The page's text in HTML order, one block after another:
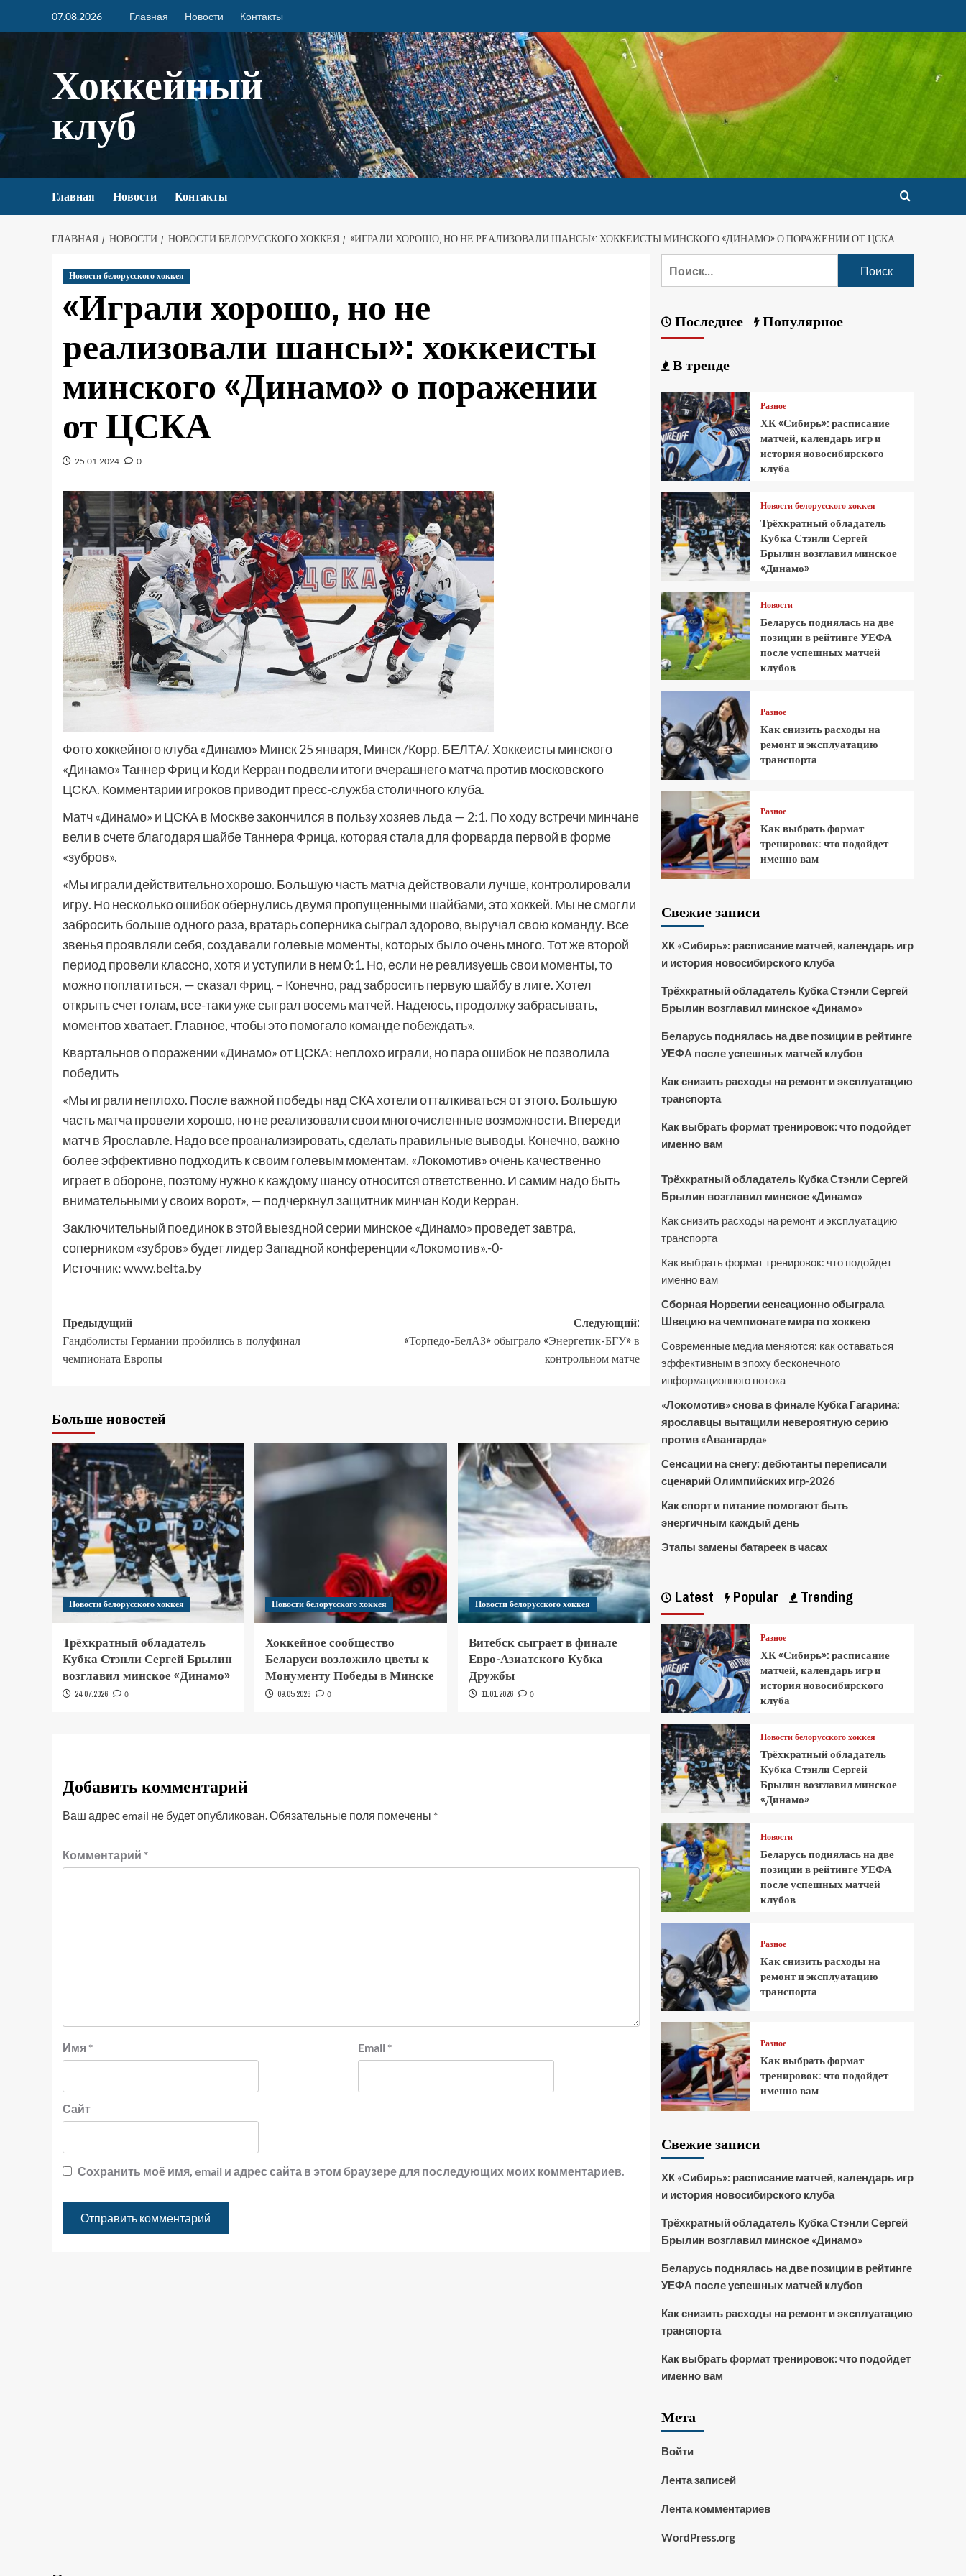
07.08.2026 Главная Новости Контакты
Хоккейный
клуб
Главная Новости Контакты
ГЛАВНАЯ НОВОСТИ НОВОСТИ БЕЛОРУССКОГО ХОККЕЯ «ИГРАЛИ ХОРОШО, НО НЕ РЕАЛИЗОВАЛИ ШАНСЫ»: ХОККЕИСТЫ МИНСКОГО «ДИНАМО» О ПОРАЖЕНИИ ОТ ЦСКА
Новости белорусского хоккея
«Играли хорошо, но не
реализовали шансы»: хоккеисты
минского «Динамо» о поражении
от ЦСКА
25.01.2024 0
Фото хоккейного клуба «Динамо» Минск 25 января, Минск /Корр. БЕЛТА/. Хоккеисты минского
«Динамо» Таннер Фриц и Коди Керран подвели итоги вчерашнего матча против московского
ЦСКА. Комментарии игроков приводит пресс-служба столичного клуба.
Матч «Динамо» и ЦСКА в Москве закончился в пользу хозяев льда — 2:1. По ходу встречи минчане
вели в счете благодаря шайбе Таннера Фрица, которая стала для форварда первой в форме
«зубров».
«Мы играли действительно хорошо. Большую часть матча действовали лучше, контролировали
игру. Но несколько ошибок обернулись двумя пропущенными шайбами, это хоккей. Мы не смогли
забросить больше одного раза, вратарь соперника сыграл здорово, выручал свою команду. Все
звенья проявляли себя, создавали голевые моменты, которых было очень много. Тот же второй
период провели классно, хотя и уступили в нем 0:1. Но, если не реализуешь свои моменты, то
можно поплатиться, — сказал Фриц. – Конечно, рад забросить первую шайбу в лиге. Хотел
открыть счет голам, все-таки уже сыграл восемь матчей. Надеюсь, продолжу забрасывать,
моментов хватает. Главное, чтобы это помогало команде побеждать».
Квартальнов о поражении «Динамо» от ЦСКА: неплохо играли, но пара ошибок не позволила
победить
«Мы играли неплохо. После важной победы над СКА хотели отталкиваться от этого. Большую
часть матча провели хорошо, но не реализовали свои многочисленные возможности. Впереди
матч в Ярославле. Надо все проанализировать, сделать правильные выводы. Конечно, важно
более эффективно подходить к своим голевым моментам. «Локомотив» очень качественно
играет в обороне, поэтому нужно к каждому шансу относится ответственно. И самим надо быть
внимательными у своих ворот», — подчеркнул защитник минчан Коди Керран.
Заключительный поединок в этой выездной серии минское «Динамо» проведет завтра,
соперником «зубров» будет лидер Западной конференции «Локомотив».-0-
Источник:www.belta.by
Предыдущий
Гандболисты Германии пробились в полуфинал
чемпионата Европы
Следующий:
«Торпедо-БелАЗ» обыграло «Энергетик-БГУ» в
контрольном матче
Больше новостей
Новости белорусского хоккея
Трёхкратный обладатель
Кубка Стэнли Сергей Брылин
возглавил минское «Динамо»
24.07.2026 0
Новости белорусского хоккея
Хоккейное сообщество
Беларуси возложило цветы к
Монументу Победы в Минске
09.05.2026 0
Новости белорусского хоккея
Витебск сыграет в финале
Евро-Азиатского Кубка
Дружбы
11.01.2026 0
Добавить комментарий
Ваш адрес email не будет опубликован.Обязательные поля помечены *
Комментарий *
Имя * Email *
Сайт
Сохранить моё имя, email и адрес сайта в этом браузере для последующих моих комментариев.
Последнее Популярное
В тренде
Разное
ХК «Сибирь»: расписание
матчей, календарь игр и
история новосибирского
клуба
Новости белорусского хоккея
Трёхкратный обладатель
Кубка Стэнли Сергей
Брылин возглавил минское
«Динамо»
Новости
Беларусь поднялась на две
позиции в рейтинге УЕФА
после успешных матчей
клубов
Разное
Как снизить расходы на
ремонт и эксплуатацию
транспорта
Разное
Как выбрать формат
тренировок: что подойдет
именно вам
Свежие записи
ХК «Сибирь»: расписание матчей, календарь игр
и история новосибирского клуба
Трёхкратный обладатель Кубка Стэнли Сергей
Брылин возглавил минское «Динамо»
Беларусь поднялась на две позиции в рейтинге
УЕФА после успешных матчей клубов
Как снизить расходы на ремонт и эксплуатацию
транспорта
Как выбрать формат тренировок: что подойдет
именно вам
Трёхкратный обладатель Кубка Стэнли Сергей
Брылин возглавил минское «Динамо»
Как снизить расходы на ремонт и эксплуатацию
транспорта
Как выбрать формат тренировок: что подойдет
именно вам
Сборная Норвегии сенсационно обыграла
Швецию на чемпионате мира по хоккею
Современные медиа меняются: как оставаться
эффективным в эпоху бесконечного
информационного потока
«Локомотив» снова в финале Кубка Гагарина:
ярославцы вытащили невероятную серию
против «Авангарда»
Сенсации на снегу: дебютанты переписали
сценарий Олимпийских игр-2026
Как спорт и питание помогают быть
энергичным каждый день
Этапы замены батареек в часах
Latest Popular Trending
Разное
ХК «Сибирь»: расписание
матчей, календарь игр и
история новосибирского
клуба
Новости белорусского хоккея
Трёхкратный обладатель
Кубка Стэнли Сергей
Брылин возглавил минское
«Динамо»
Новости
Беларусь поднялась на две
позиции в рейтинге УЕФА
после успешных матчей
клубов
Разное
Как снизить расходы на
ремонт и эксплуатацию
транспорта
Разное
Как выбрать формат
тренировок: что подойдет
именно вам
Свежие записи
ХК «Сибирь»: расписание матчей, календарь игр
и история новосибирского клуба
Трёхкратный обладатель Кубка Стэнли Сергей
Брылин возглавил минское «Динамо»
Беларусь поднялась на две позиции в рейтинге
УЕФА после успешных матчей клубов
Как снизить расходы на ремонт и эксплуатацию
транспорта
Как выбрать формат тренировок: что подойдет
именно вам
Мета
Войти
Лента записей
Лента комментариев
WordPress.org